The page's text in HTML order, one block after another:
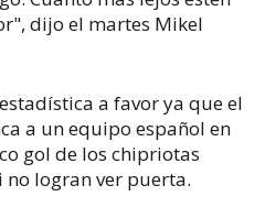
dijo el martes Mikel
a favor ya que el
a un equipo español en
gol de los chipriotas
no logran ver puerta.